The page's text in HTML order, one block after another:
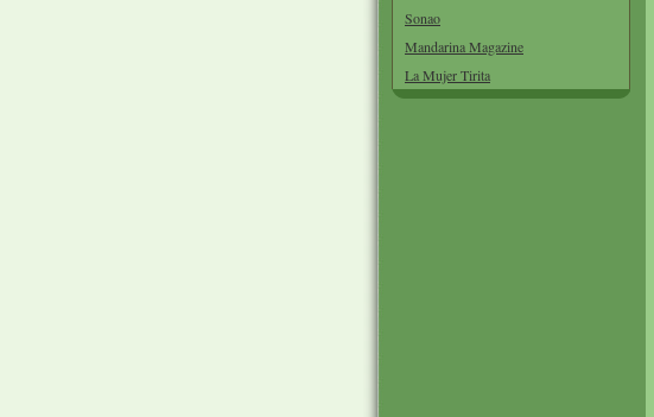
Sonao
Mandarina Magazine
La Mujer Tirita